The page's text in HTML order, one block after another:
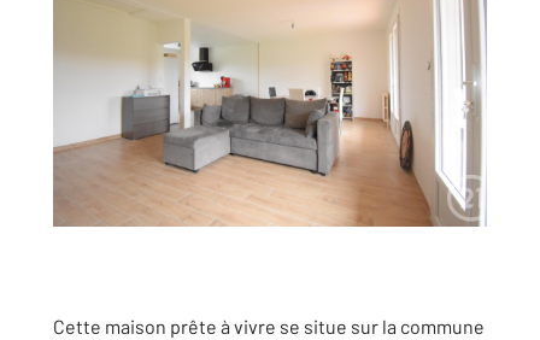
Cette maison prête à vivre se situe sur la commune